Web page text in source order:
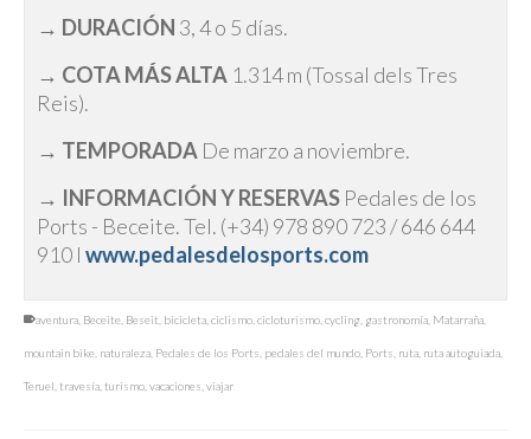
→ DURACIÓN 3, 4 o 5 días.
→ COTA MÁS ALTA 1.314 m (Tossal dels Tres
Reis).
→ TEMPORADA De marzo a noviembre.
→ INFORMACIÓN Y RESERVAS Pedales de los
Ports - Beceite. Tel. (+34) 978 890 723 / 646 644
910 I www.pedalesdelosports.com
aventura Beceite Beseit bicicleta ciclismo cicloturismo cycling gastronomía Matarraña
mountain bike naturaleza Pedales de los Ports pedales del mundo Ports ruta ruta autoguiada
Teruel travesía turismo vacaciones viajar